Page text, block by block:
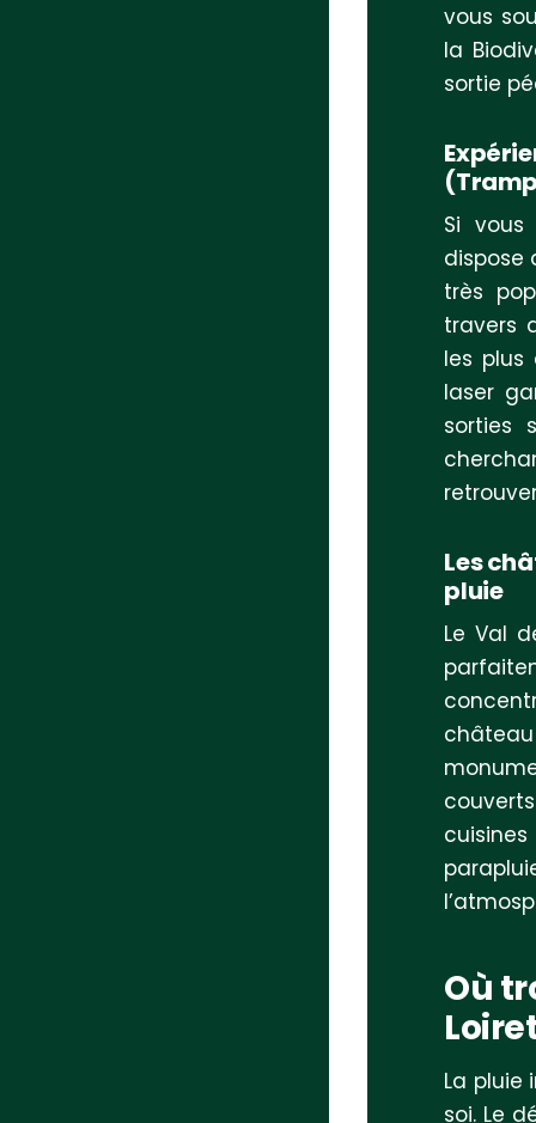
vous
la
sortie
Si
dispose
très
travers
les plus
laser
sorties
Les
pluie
Le Val
Où
La pluie
soi. Le